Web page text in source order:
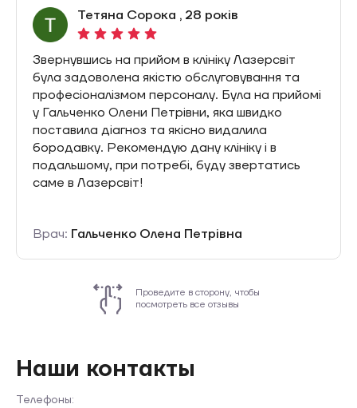
Тетяна Кушнір , 30 років
Сьогодні відвідала цю клініку і залишилась
задоволена, бо і прийняли раніше запису і
охайно та уважно удалили мою не естетичну
проблемку. Рекомендую виключно с першого
візиту😉, а далі… , далі ще писатиму, бо є ще
бажання звернутися)
Врач: Мельник Наталія Петрівна
Проведите в сторону, чтобы
посмотреть все отзывы
Наши контакты
Телефоны: